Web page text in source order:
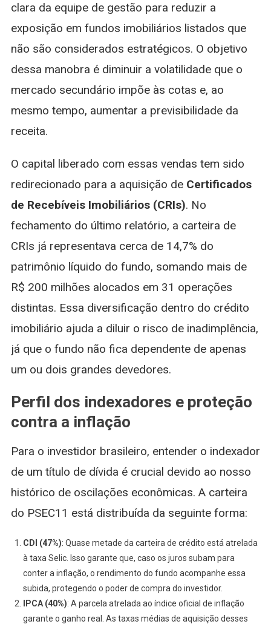
Crescimento
clara da equipe de gestão para reduzir a
exposição em fundos imobiliários listados que
não são considerados estratégicos. O objetivo
dessa manobra é diminuir a volatilidade que o
mercado secundário impõe às cotas e, ao
mesmo tempo, aumentar a previsibilidade da
receita.
O capital liberado com essas vendas tem sido
redirecionado para a aquisição de Certificados
de Recebíveis Imobiliários (CRIs). No
fechamento do último relatório, a carteira de
CRIs já representava cerca de 14,7% do
patrimônio líquido do fundo, somando mais de
R$ 200 milhões alocados em 31 operações
distintas. Essa diversificação dentro do crédito
imobiliário ajuda a diluir o risco de inadimplência,
já que o fundo não fica dependente de apenas
um ou dois grandes devedores.
Perfil dos indexadores e proteção
contra a inflação
Para o investidor brasileiro, entender o indexador
de um título de dívida é crucial devido ao nosso
histórico de oscilações econômicas. A carteira
do PSEC11 está distribuída da seguinte forma:
CDI (47%): Quase metade da carteira de crédito está atrelada
à taxa Selic. Isso garante que, caso os juros subam para
conter a inflação, o rendimento do fundo acompanhe essa
subida, protegendo o poder de compra do investidor.
IPCA (40%): A parcela atrelada ao índice oficial de inflação
garante o ganho real. As taxas médias de aquisição desses